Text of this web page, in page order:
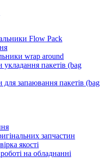
Flow Pack
wrap around
пакетів (bag
запаювання пакетів (bag
запчастин
якості
на обладнанні